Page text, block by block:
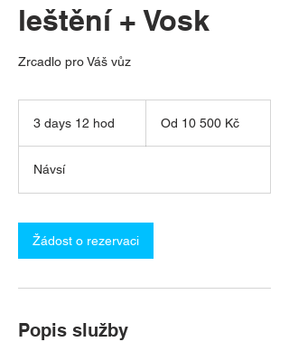
leštění + Vosk
Zrcadlo pro Váš vůz
3 days 12 hod
s
2
h
o
českých
Od 10 500 Kč
Návsí
Žádost o rezervaci
Popis služby